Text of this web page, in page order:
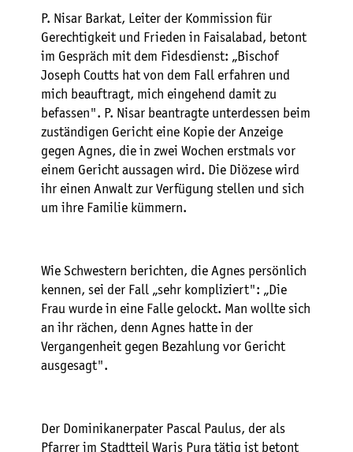
P. Nisar Barkat, Leiter der Kommission für
Gerechtigkeit und Frieden in Faisalabad, betont
im Gespräch mit dem Fidesdienst: „Bischof
Joseph Coutts hat von dem Fall erfahren und
mich beauftragt, mich eingehend damit zu
befassen". P. Nisar beantragte unterdessen beim
zuständigen Gericht eine Kopie der Anzeige
gegen Agnes, die in zwei Wochen erstmals vor
einem Gericht aussagen wird. Die Diözese wird
ihr einen Anwalt zur Verfügung stellen und sich
um ihre Familie kümmern.
Wie Schwestern berichten, die Agnes persönlich
kennen, sei der Fall „sehr kompliziert": „Die
Frau wurde in eine Falle gelockt. Man wollte sich
an ihr rächen, denn Agnes hatte in der
Vergangenheit gegen Bezahlung vor Gericht
ausgesagt".
Der Dominikanerpater Pascal Paulus, der als
Pfarrer im Stadtteil Waris Pura tätig ist betont